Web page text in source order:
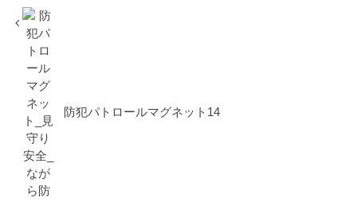
防犯パトロールマグネット14